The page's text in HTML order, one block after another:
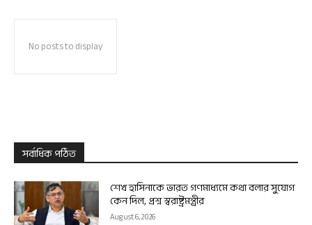
No posts to display
সর্বাধিক পঠিত
শেখ হাসিনাকে ভারত গণমাধ্যমে কথা বলার সুযোগ
কেন দিল, প্রশ্ন স্বরাষ্ট্রমন্ত্রীর
August 6, 2026